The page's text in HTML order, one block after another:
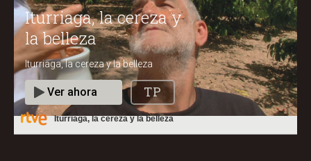
Iturriaga, la cereza y la belleza